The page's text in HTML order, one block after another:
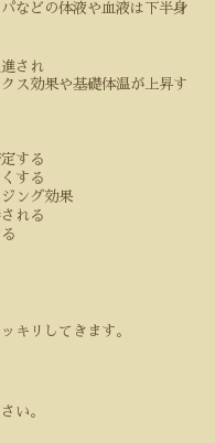
などの体液や血液は下半身
され
ス効果や基礎体温が上昇す
する
する
ング効果
れる
キリしてきます。
い。